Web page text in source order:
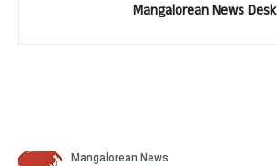
Mangalorean News Desk